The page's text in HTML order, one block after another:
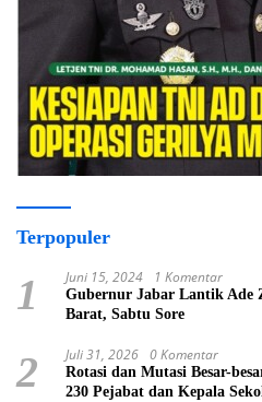
Terpopuler
1 Juni 15, 2024 1 Komentar
Gubernur Jabar Lantik Ade
Barat, Sabtu Sore
2 Juli 31, 2026 0 Komentar
Rotasi dan Mutasi Besar-
230 Pejabat dan Kepala